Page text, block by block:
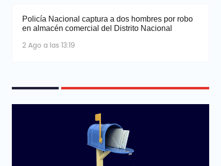
Policía Nacional captura a dos hombres por robo
en almacén comercial del Distrito Nacional
2 Ago a las 13:19